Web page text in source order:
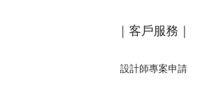
｜客戶服務｜
設計師專案申請